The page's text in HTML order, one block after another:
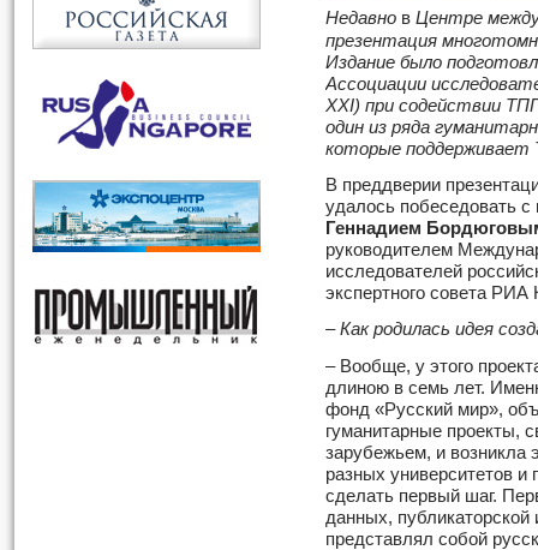
Недавно в Центре
презентация
Издание было
Ассоциации
XXI) при содействии
один из ряда
которые
В преддверии
удалось побеседовать
Геннадием
руководителем
исследователей
экспертного совета РИА
– Как родилась идея
– Вообще, у этого
длиною в семь лет.
фонд «Русский мир»,
гуманитарные проекты,
зарубежьем, и возникла
разных университетов и
сделать первый шаг.
данных,
представлял собой